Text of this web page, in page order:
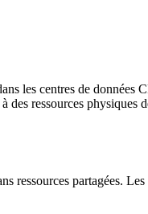
les centres de données
des ressources physiques
ressources partagées.